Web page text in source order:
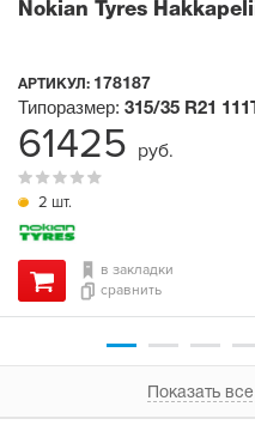
Nokian Tyres
АРТИКУЛ: 178187
2 шт.
Типоразмер: 315/35 R21 111T
в закладки
сравнить
61425 руб.
Показать